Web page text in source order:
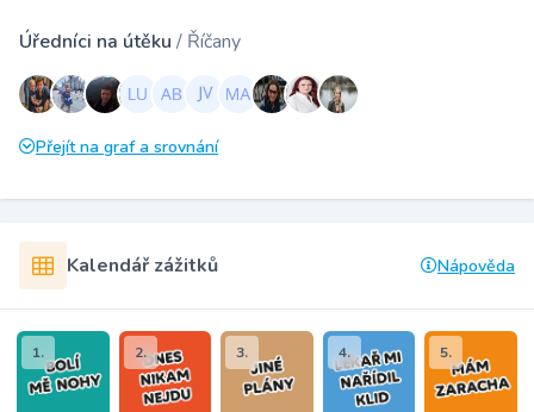
Úředníci na útěku / Říčany
Přejít na graf a srovnání
Kalendář zážitků Nápověda
1. 2. 3. 4. 5.